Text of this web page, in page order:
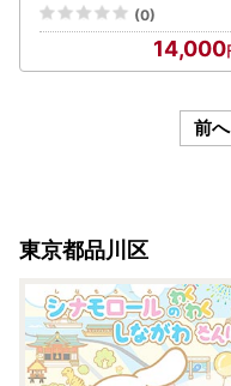
(0)
14,000
前へ
東京都品川区